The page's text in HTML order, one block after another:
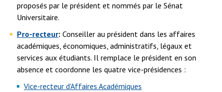
proposés par le président et nommés par le Sénat
Universitaire.
Pro-recteur: Conseiller au président dans les affaires
académiques, économiques, administratifs, légaux et
services aux étudiants. Il remplace le président en son
absence et coordonne les quatre vice-présidences :
Vice-recteur d'Affaires Académiques